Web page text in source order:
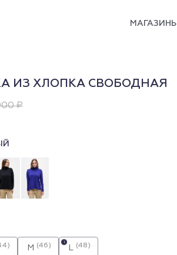
МАГАЗИНЫ
ИЗ ХЛОПКА СВОБОДНАЯ
₽
M (46) L (48)
i